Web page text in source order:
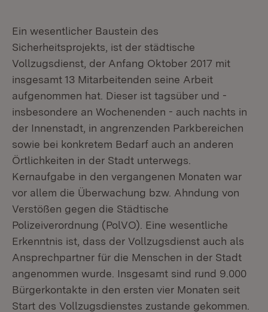
Ein wesentlicher Baustein des
Sicherheitsprojekts, ist der städtische
Vollzugsdienst, der Anfang Oktober 2017 mit
insgesamt 13 Mitarbeitenden seine Arbeit
aufgenommen hat. Dieser ist tagsüber und -
insbesondere an Wochenenden - auch nachts in
der Innenstadt, in angrenzenden Parkbereichen
sowie bei konkretem Bedarf auch an anderen
Örtlichkeiten in der Stadt unterwegs.
Kernaufgabe in den vergangenen Monaten war
vor allem die Überwachung bzw. Ahndung von
Verstößen gegen die Städtische
Polizeiverordnung (PolVO). Eine wesentliche
Erkenntnis ist, dass der Vollzugsdienst auch als
Ansprechpartner für die Menschen in der Stadt
angenommen wurde. Insgesamt sind rund 9.000
Bürgerkontakte in den ersten vier Monaten seit
Start des Vollzugsdienstes zustande gekommen.